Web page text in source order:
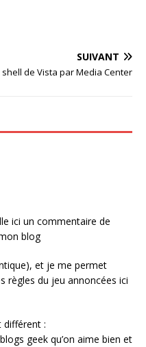
SUIVANT
de Vista par Media Center
ici un commentaire de
blog
et je me permet
règles du jeu annoncées ici
différent :
geek qu’on aime bien et